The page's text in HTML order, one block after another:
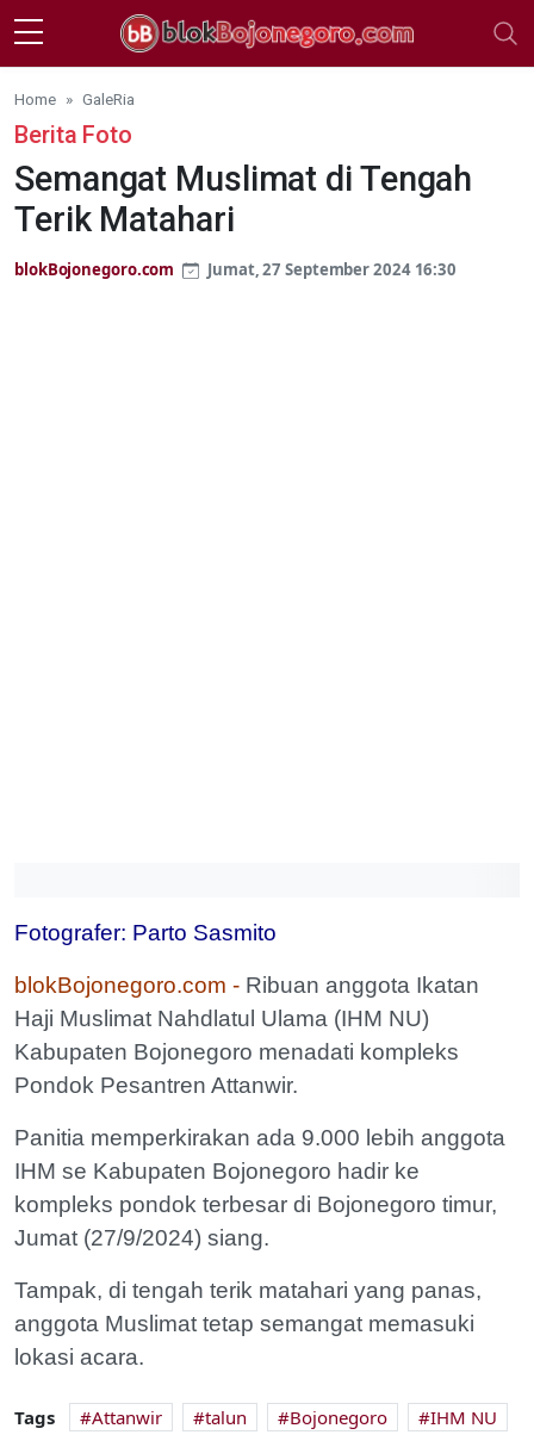
Skip to main content
Home GaleRia
Berita Foto
Semangat Muslimat di Tengah
Terik Matahari
blokBojonegoro.com Jumat, 27 September 2024 16:30
Fotografer: Parto Sasmito
blokBojonegoro.com - Ribuan anggota Ikatan
Haji Muslimat Nahdlatul Ulama (IHM NU)
Kabupaten Bojonegoro menadati kompleks
Pondok Pesantren Attanwir.
Panitia memperkirakan ada 9.000 lebih anggota
IHM se Kabupaten Bojonegoro hadir ke
kompleks pondok terbesar di Bojonegoro timur,
Jumat (27/9/2024) siang.
Tampak, di tengah terik matahari yang panas,
anggota Muslimat tetap semangat memasuki
lokasi acara.
Tags Attanwir talun Bojonegoro
IHM NU